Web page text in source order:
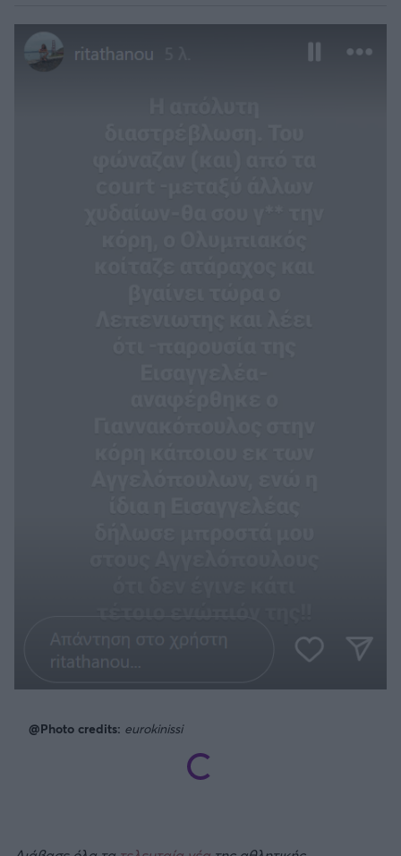
@Photo credits: eurokinissi